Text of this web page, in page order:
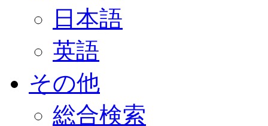
日本語
英語
その他
総合検索